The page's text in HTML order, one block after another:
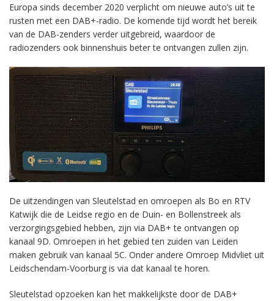
Europa sinds december 2020 verplicht om nieuwe auto’s uit te
rusten met een DAB+-radio. De komende tijd wordt het bereik
van de DAB-zenders verder uitgebreid, waardoor de
radiozenders ook binnenshuis beter te ontvangen zullen zijn.
De uitzendingen van Sleutelstad en omroepen als Bo en RTV
Katwijk die de Leidse regio en de Duin- en Bollenstreek als
verzorgingsgebied hebben, zijn via DAB+ te ontvangen op
kanaal 9D. Omroepen in het gebied ten zuiden van Leiden
maken gebruik van kanaal 5C. Onder andere Omroep Midvliet uit
Leidschendam-Voorburg is via dat kanaal te horen.
Sleutelstad opzoeken kan het makkelijkste door de DAB+